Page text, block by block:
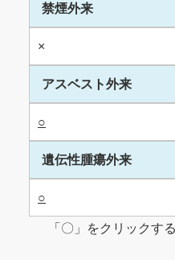
禁煙外来
×
アスベスト外来
○
遺伝性腫瘍外来
○
「〇」をクリックす